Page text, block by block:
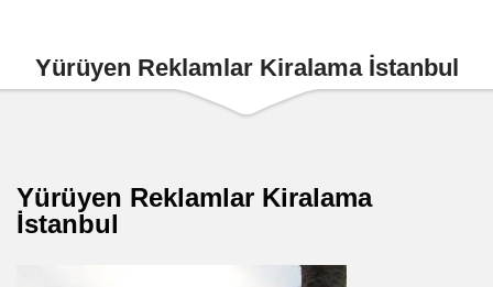
Yürüyen Reklamlar Kiralama İstanbul
Yürüyen Reklamlar Kiralama
İstanbul